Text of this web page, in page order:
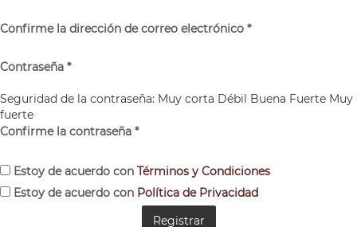
Confirme la dirección de correo electrónico *
Contraseña *
Seguridad de la contraseña: Muy corta Débil Buena Fuerte Muy
fuerte
Confirme la contraseña *
Estoy de acuerdo con Términos y Condiciones
Estoy de acuerdo con Política de Privacidad
Registrar